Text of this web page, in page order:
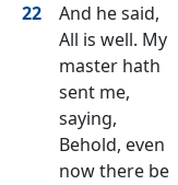
22
And he said,
All is well. My
master hath
sent me,
saying,
Behold, even
now there be